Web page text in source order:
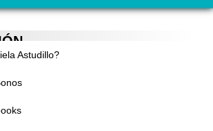
Astudillo?